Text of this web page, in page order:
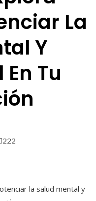
La
Y
Tu
222
la salud mental y